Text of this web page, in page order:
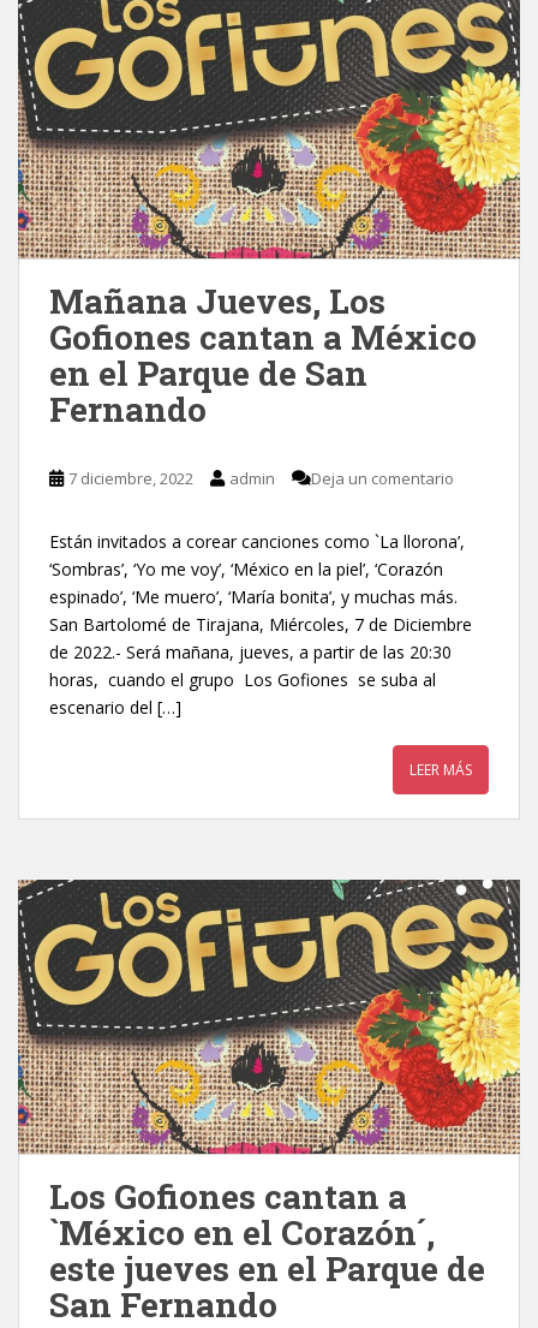
Mañana Jueves, Los
Gofiones cantan a México
en el Parque de San
Fernando
7 diciembre, 2022 admin Deja un comentario
Están invitados a corear canciones como `La llorona’,
‘Sombras’, ‘Yo me voy’, ‘México en la piel’, ‘Corazón
espinado’, ‘Me muero’, ‘María bonita’, y muchas más.
San Bartolomé de Tirajana, Miércoles, 7 de Diciembre
de 2022.- Será mañana, jueves, a partir de las 20:30
horas, cuando el grupo Los Gofiones se suba al
escenario del […]
LEER MÁS
Los Gofiones cantan a
`México en el Corazón´,
este jueves en el Parque de
San Fernando